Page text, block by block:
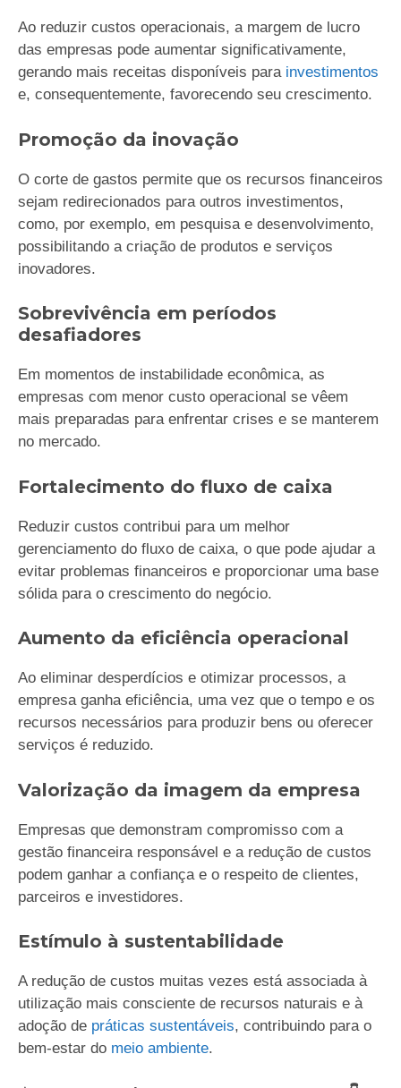
Ao reduzir custos operacionais, a margem de lucro
das empresas pode aumentar significativamente,
gerando mais receitas disponíveis para investimentos
e, consequentemente, favorecendo seu crescimento.
Promoção da inovação
O corte de gastos permite que os recursos financeiros
sejam redirecionados para outros investimentos,
como, por exemplo, em pesquisa e desenvolvimento,
possibilitando a criação de produtos e serviços
inovadores.
Sobrevivência em períodos
desafiadores
Em momentos de instabilidade econômica, as
empresas com menor custo operacional se vêem
mais preparadas para enfrentar crises e se manterem
no mercado.
Fortalecimento do fluxo de caixa
Reduzir custos contribui para um melhor
gerenciamento do fluxo de caixa, o que pode ajudar a
evitar problemas financeiros e proporcionar uma base
sólida para o crescimento do negócio.
Aumento da eficiência operacional
Ao eliminar desperdícios e otimizar processos, a
empresa ganha eficiência, uma vez que o tempo e os
recursos necessários para produzir bens ou oferecer
serviços é reduzido.
Valorização da imagem da empresa
Empresas que demonstram compromisso com a
gestão financeira responsável e a redução de custos
podem ganhar a confiança e o respeito de clientes,
parceiros e investidores.
Estímulo à sustentabilidade
A redução de custos muitas vezes está associada à
utilização mais consciente de recursos naturais e à
adoção de práticas sustentáveis, contribuindo para o
bem-estar do meio ambiente.